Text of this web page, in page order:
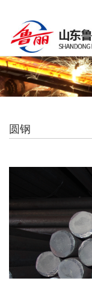
圆钢